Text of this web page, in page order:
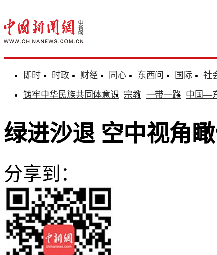
即时 时政 财经 同心 东西问 国际
社
铸牢中华民族共同体意识 宗教 一带一路 中国—
绿进沙退 空中视角
分享到：